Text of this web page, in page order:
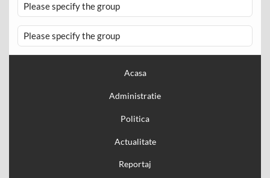
Please specify the group
Please specify the group
Acasa
Administratie
Politica
Actualitate
Reportaj